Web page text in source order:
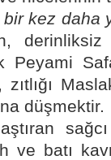
bir kez daha
zıtlığı
düşmektir.
ve batı